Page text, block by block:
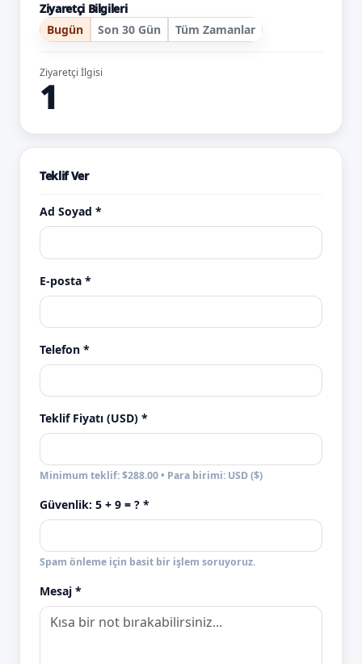
Ziyaretçi Bilgileri
Bugün
Son 30 Gün Tüm Zamanlar
Ziyaretçi İlgisi
1
Teklif Ver
Ad Soyad *
E-posta *
Telefon *
Teklif Fiyatı (USD) *
Minimum teklif: $288.00 • Para birimi: USD ($)
Güvenlik: 5 + 9 = ? *
Spam önleme için basit bir işlem soruyoruz.
Mesaj *